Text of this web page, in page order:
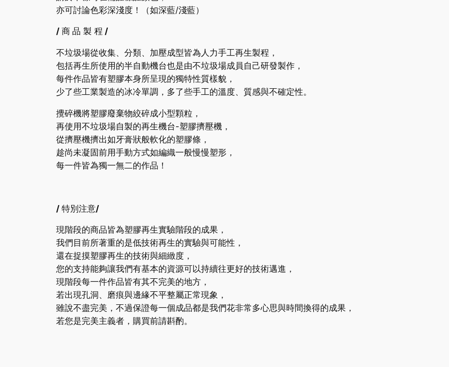
亦可討論色彩深淺度！（如深藍/淺藍）
/ 商 品 製 程 /
不垃圾場從收集、分類、加壓成型皆為人力手工再生製程，
包括再生所使用的半自動機台也是由不垃圾場成員自己研發製作，
每件作品皆有塑膠本身所呈現的獨特性質樣貌，
少了些工業製造的冰冷單調，多了些手工的溫度、質感與不確定性。
攪碎機將塑膠廢棄物絞碎成小型顆粒，
再使用不垃圾場自製的再生機台-塑膠擠壓機，
從擠壓機擠出如牙膏狀般軟化的塑膠條，
趁尚未凝固前用手動方式如編織一般慢慢塑形，
每一件皆為獨一無二的作品！
/ 特別注意/
現階段的商品皆為塑膠再生實驗階段的成果，
我們目前所著重的是低技術再生的實驗與可能性，
還在捉摸塑膠再生的技術與細緻度，
您的支持能夠讓我們有基本的資源可以持續往更好的技術邁進，
現階段每一件作品皆有其不完美的地方，
若出現孔洞、磨痕與邊緣不平整屬正常現象，
雖說不盡完美，不過保證每一個成品都是我們花非常多心思與時間換得的成果，
若您是完美主義者，購買前請斟酌。